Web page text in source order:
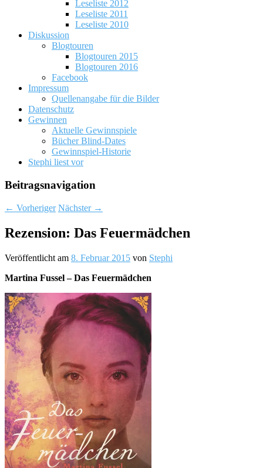
Leseliste 2012
Leseliste 2011
Leseliste 2010
Diskussion
Blogtouren
Blogtouren 2015
Blogtouren 2016
Facebook
Impressum
Quellenangabe für die Bilder
Datenschutz
Gewinnen
Aktuelle Gewinnspiele
Bücher Blind-Dates
Gewinnspiel-Historie
Stephi liest vor
Beitragsnavigation
← Vorheriger Nächster →
Rezension: Das Feuermädchen
Veröffentlicht am 8. Februar 2015 von Stephi
Martina Fussel – Das Feuermädchen